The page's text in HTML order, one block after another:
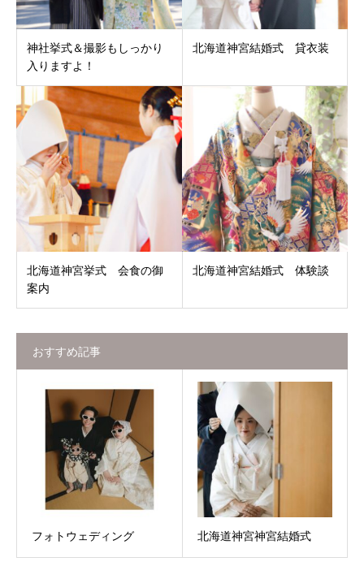
神社挙式＆撮影もしっかり
入りますよ！
北海道神宮結婚式 貸衣装
北海道神宮挙式 会食の御
案内
北海道神宮結婚式 体験談
おすすめ記事
フォトウェディング 北海道神宮神宮結婚式